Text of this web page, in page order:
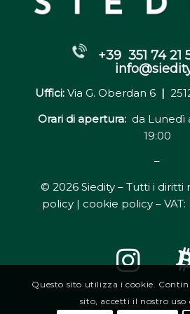
+39 351 74 21
Uffici: Via G. Oberdan 6 |
Orari di apertura: da Lunedì
19:00
–
© 2026 Siedity – Tutti i diritti
policy | cookie policy –
Questo sito utilizza i cookie.
sito, accetti il nostro uso